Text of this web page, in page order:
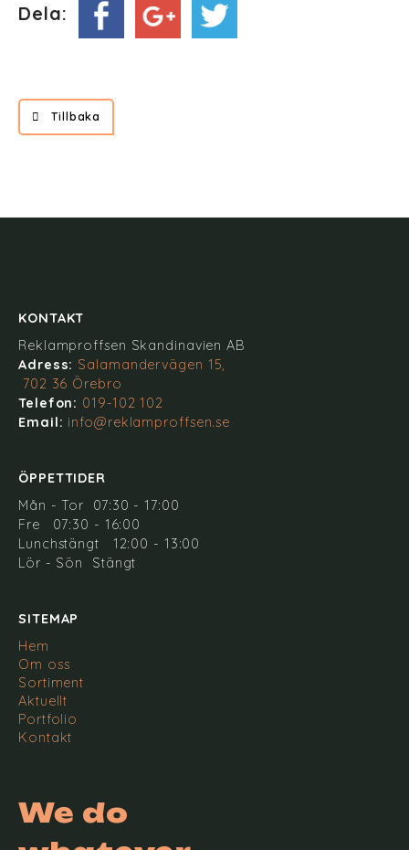
Dela:
Tillbaka
KONTAKT
Reklamproffsen Skandinavien AB
Adress: Salamandervägen 15,
702 36 Örebro
Telefon: 019-102 102
Email: info@reklamproffsen.se
ÖPPETTIDER
Mån - Tor 07:30 - 17:00
Fre 07:30 - 16:00
Lunchstängt 12:00 - 13:00
Lör - Sön Stängt
SITEMAP
Hem
Om oss
Sortiment
Aktuellt
Portfolio
Kontakt
We do